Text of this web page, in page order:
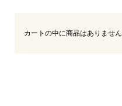
カートの中に商品はありません